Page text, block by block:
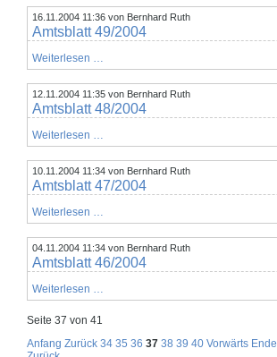
16.11.2004 11:36 von Bernhard Ruth
Amtsblatt 49/2004
Weiterlesen …
49/2004
12.11.2004 11:35 von Bernhard Ruth
Amtsblatt 48/2004
Weiterlesen …
48/2004
10.11.2004 11:34 von Bernhard Ruth
Amtsblatt 47/2004
Weiterlesen …
47/2004
04.11.2004 11:34 von Bernhard Ruth
Amtsblatt 46/2004
Weiterlesen …
46/2004
Seite 37 von 41
Anfang Zurück 34 35 36 37 38 39 40 Vorwärts Ende